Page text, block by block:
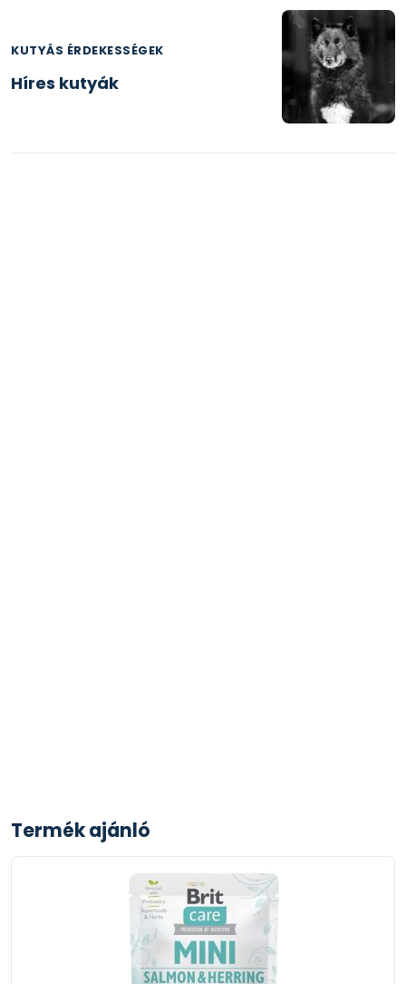
KUTYÁS ÉRDEKESSÉGEK
Híres kutyák
Termék ajánló